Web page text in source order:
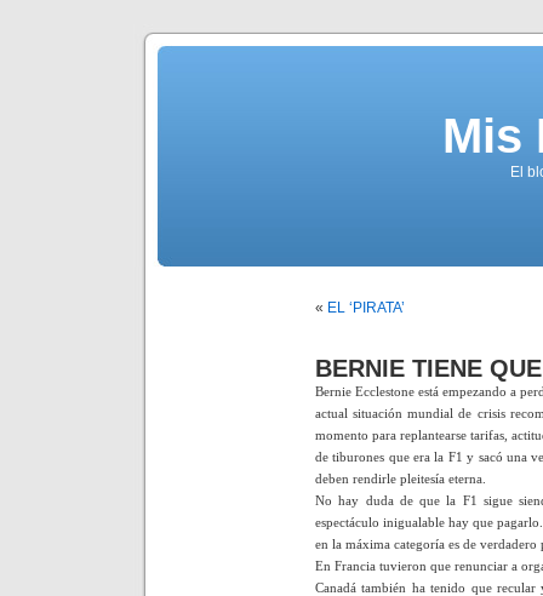
Mis
El
« EL ‘PIRATA’
BERNIE TIENE
Bernie Ecclestone está empezando a
actual situación mundial de crisis
momento para replantearse tarifas,
de tiburones que era la F1 y sacó una
deben rendirle pleitesía eterna.
No hay duda de que la F1 sigue
espectáculo inigualable hay que
en la máxima categoría es de
En Francia tuvieron que renunciar a
Canadá también ha tenido que